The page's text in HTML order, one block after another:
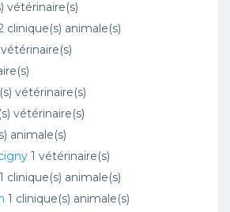
vétérinaire(s)
clinique(s) animale(s)
vétérinaire(s)
vétérinaire(s)
animale(s)
1 vétérinaire(s)
1 clinique(s) animale(s)
1 clinique(s) animale(s)